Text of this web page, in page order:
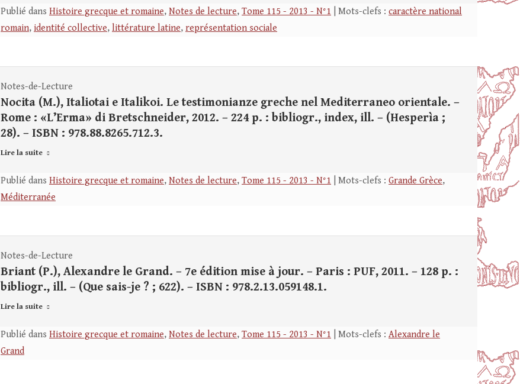
Publié dans Histoire grecque et romaine, Notes de lecture, Tome 115 - 2013 - N°1 | Mots-clefs : caractère national
romain, identité collective, littérature latine, représentation sociale
Notes-de-Lecture
Nocita (M.), Italiotai e Italikoi. Le testimonianze greche nel Mediterraneo orientale. –
Rome : «L’Erma» di Bretschneider, 2012. – 224 p. : bibliogr., index, ill. – (Hesperìa ;
28). – ISBN : 978.88.8265.712.3.
Lire la suite
Publié dans Histoire grecque et romaine, Notes de lecture, Tome 115 - 2013 - N°1 | Mots-clefs : Grande Grèce,
Méditerranée
Notes-de-Lecture
Briant (P.), Alexandre le Grand. – 7e édition mise à jour. – Paris : PUF, 2011. – 128 p. :
bibliogr., ill. – (Que sais-je ? ; 622). – ISBN : 978.2.13.059148.1.
Lire la suite
Publié dans Histoire grecque et romaine, Notes de lecture, Tome 115 - 2013 - N°1 | Mots-clefs : Alexandre le
Grand